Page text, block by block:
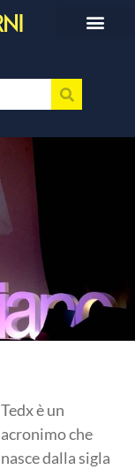
Tedx è un
acronimo che
nasce dalla sigla